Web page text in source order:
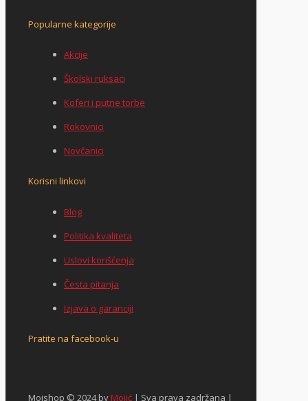
Popularne kategorije
Akcije
Školski ruksaci
Koferi i putne torbe
Rokovnici
Novčanici
Korisni linkovi
Blog
Politika kvaliteta
Uslovi korišćenja
Česta pitanja
Izjava o garanciji
Pratite na facebook-u
Mojshop © 2024 byMojić | Sva prava zadržana |